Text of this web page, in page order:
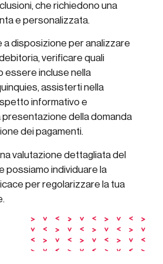
che richiedono una
e personalizzata.
a disposizione per analizzare
verificare quali
essere incluse nella
assisterti nella
informativo e
della domanda
dei pagamenti.
valutazione dettagliata del
possiamo individuare la
per regolarizzare la tua